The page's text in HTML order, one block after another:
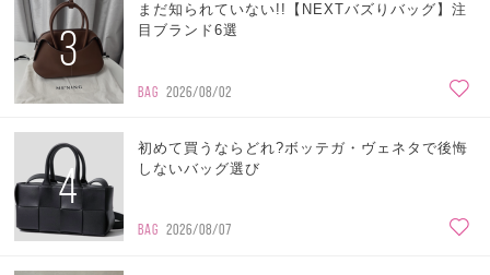
3
まだ知られていない!!【NEXTバズりバッグ】注
目ブランド6選
BAG 2026/08/02
4
初めて買うならどれ?ボッテガ・ヴェネタで後悔
しないバッグ選び
BAG 2026/08/07